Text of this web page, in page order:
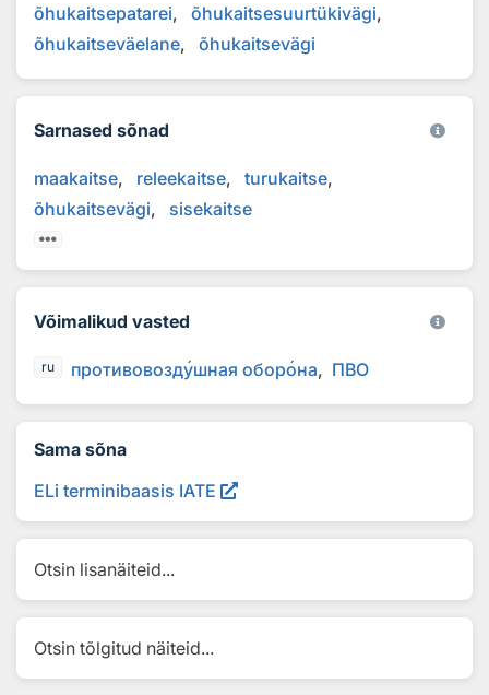
õhukaitsepatarei
õhukaitsesuurtükivägi
õhukaitseväelane
õhukaitsevägi
Sarnased sõnad
maakaitse releekaitse
turukaitse
õhukaitsevägi
sisekaitse
Võimalikud vasted
ru противовоздушная оборона ПВО
Sama sõna
ELi terminibaasis IATE
Otsin lisanäiteid...
Otsin tõlgitud näiteid...